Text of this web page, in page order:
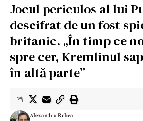
Jocul periculos al lui
descifrat de un fost
britanic. „În timp ce
spre cer, Kremlinul
în altă parte”
Alexandru Robea